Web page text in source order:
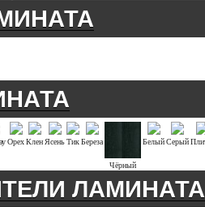
ОрехКлен ЯсеньТикБереза
Чёрный
БелыйСерый
ЛАМИНАТА